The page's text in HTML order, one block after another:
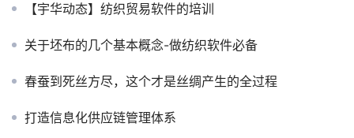
【宇华动态】纺织贸易软件的培训
关于坯布的几个基本概念-做纺织软件必备
春蚕到死丝方尽，这个才是丝绸产生的全过程
打造信息化供应链管理体系